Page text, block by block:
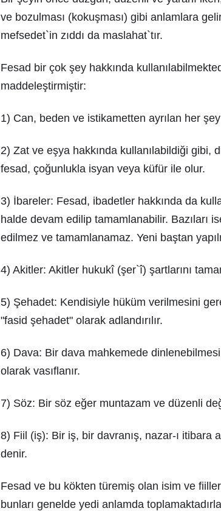
ve bozulması (kokuşması) gibi anlamlara
mefsedet`in zıddı da maslahat`tır.
Fesad bir çok şey hakkında
maddeleştirmiştir:
1) Can, beden ve istikametten ayrılan her
2) Zat ve eşya hakkında kullanılabildiği gibi,
fesad, çoğunlukla isyan veya küfür ile olur.
3) İbareler: Fesad, ibadetler hakkında da
halde devam edilip tamamlanabilir. Bazıları
edilmez ve tamamlanamaz. Yeni baştan
4) Akitler: Akitler hukukî (şer`î) şartlarını
5) Şehadet: Kendisiyle hüküm verilmesini
"fasid şehadet" olarak adlandırılır.
6) Dava: Bir dava mahkemede
olarak vasıflanır.
7) Söz: Bir söz eğer muntazam ve düzenli
8) Fiil (iş): Bir iş, bir davranış, nazar-ı itibara
denir.
Fesad ve bu kökten türemiş olan isim ve
bunları genelde yedi anlamda